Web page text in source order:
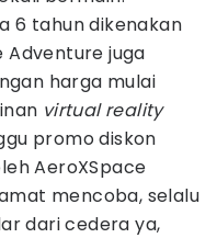
6 tahun dikenakan
Adventure juga
harga mulai
virtual reality
promo diskon
AeroXSpace
mencoba, selalu
dari cedera ya,